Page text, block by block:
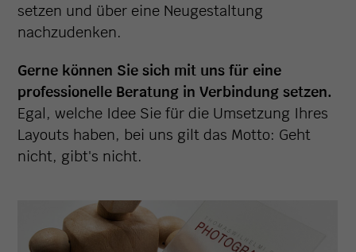
setzen und über eine Neugestaltung
nachzudenken.
Gerne können Sie sich mit uns für eine
professionelle Beratung in Verbindung setzen.
Egal, welche Idee Sie für die Umsetzung Ihres
Layouts haben, bei uns gilt das Motto: Geht
nicht, gibt's nicht.